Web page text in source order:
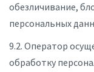
обезличивание,
персональных
9.2. Оператор
обработку